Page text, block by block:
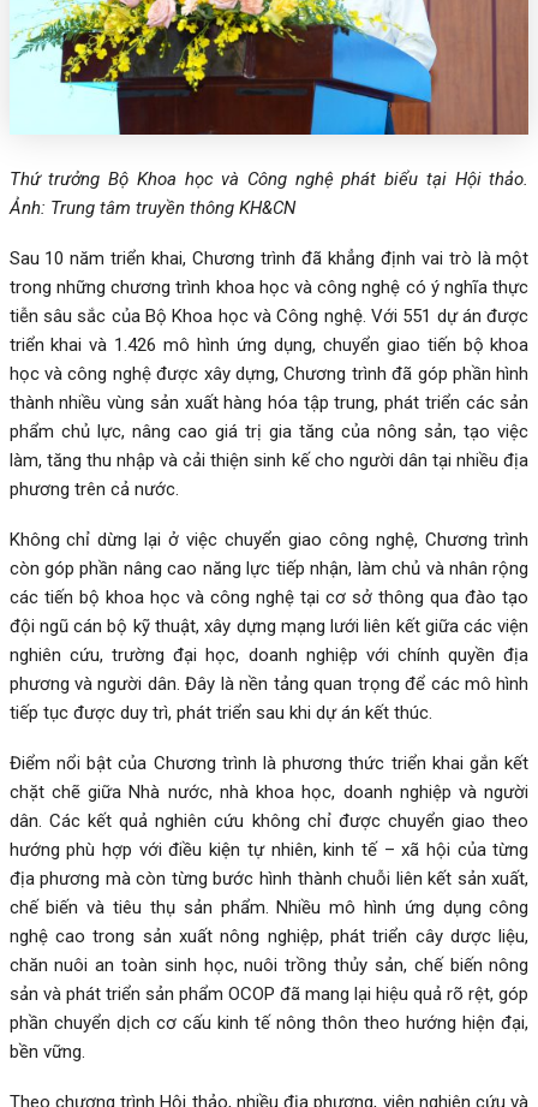
Thứ trưởng Bộ Khoa học và Công nghệ phát biểu tại Hội thảo.
Ảnh: Trung tâm truyền thông KH&CN
Sau 10 năm triển khai, Chương trình đã khẳng định vai trò là một
trong những chương trình khoa học và công nghệ có ý nghĩa thực
tiễn sâu sắc của Bộ Khoa học và Công nghệ. Với 551 dự án được
triển khai và 1.426 mô hình ứng dụng, chuyển giao tiến bộ khoa
học và công nghệ được xây dựng, Chương trình đã góp phần hình
thành nhiều vùng sản xuất hàng hóa tập trung, phát triển các sản
phẩm chủ lực, nâng cao giá trị gia tăng của nông sản, tạo việc
làm, tăng thu nhập và cải thiện sinh kế cho người dân tại nhiều địa
phương trên cả nước.
Không chỉ dừng lại ở việc chuyển giao công nghệ, Chương trình
còn góp phần nâng cao năng lực tiếp nhận, làm chủ và nhân rộng
các tiến bộ khoa học và công nghệ tại cơ sở thông qua đào tạo
đội ngũ cán bộ kỹ thuật, xây dựng mạng lưới liên kết giữa các viện
nghiên cứu, trường đại học, doanh nghiệp với chính quyền địa
phương và người dân. Đây là nền tảng quan trọng để các mô hình
tiếp tục được duy trì, phát triển sau khi dự án kết thúc.
Điểm nổi bật của Chương trình là phương thức triển khai gắn kết
chặt chẽ giữa Nhà nước, nhà khoa học, doanh nghiệp và người
dân. Các kết quả nghiên cứu không chỉ được chuyển giao theo
hướng phù hợp với điều kiện tự nhiên, kinh tế – xã hội của từng
địa phương mà còn từng bước hình thành chuỗi liên kết sản xuất,
chế biến và tiêu thụ sản phẩm. Nhiều mô hình ứng dụng công
nghệ cao trong sản xuất nông nghiệp, phát triển cây dược liệu,
chăn nuôi an toàn sinh học, nuôi trồng thủy sản, chế biến nông
sản và phát triển sản phẩm OCOP đã mang lại hiệu quả rõ rệt, góp
phần chuyển dịch cơ cấu kinh tế nông thôn theo hướng hiện đại,
bền vững.
Theo chương trình Hội thảo, nhiều địa phương, viện nghiên cứu và